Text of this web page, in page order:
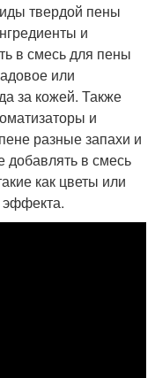
твердой пены
и
в смесь для пены
или
за кожей. Также
и
разные запахи и
добавлять в смесь
как цветы или
эффекта.